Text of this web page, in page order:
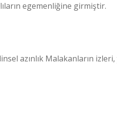
egemenliğine girmiştir.
azınlık Malakanların